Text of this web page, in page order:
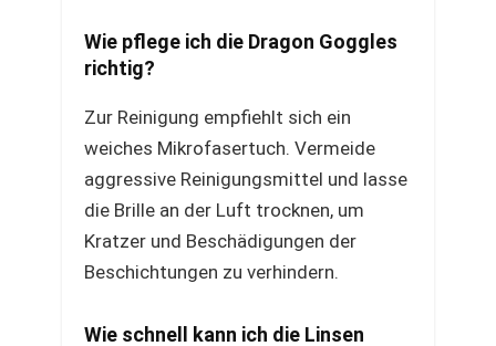
Wie pflege ich die Dragon Goggles
richtig?
Zur Reinigung empfiehlt sich ein
weiches Mikrofasertuch. Vermeide
aggressive Reinigungsmittel und lasse
die Brille an der Luft trocknen, um
Kratzer und Beschädigungen der
Beschichtungen zu verhindern.
Wie schnell kann ich die Linsen